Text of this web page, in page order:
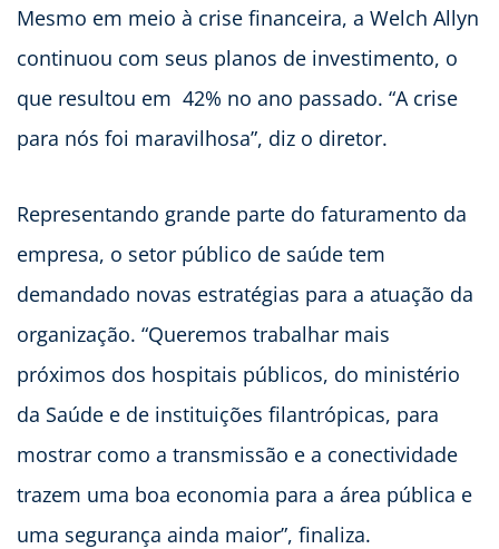
Mesmo em meio à crise financeira, a Welch Allyn
continuou com seus planos de investimento, o
que resultou em 42% no ano passado. “A crise
para nós foi maravilhosa”, diz o diretor.
Representando grande parte do faturamento da
empresa, o setor público de saúde tem
demandado novas estratégias para a atuação da
organização. “Queremos trabalhar mais
próximos dos hospitais públicos, do ministério
da Saúde e de instituições filantrópicas, para
mostrar como a transmissão e a conectividade
trazem uma boa economia para a área pública e
uma segurança ainda maior”, finaliza.